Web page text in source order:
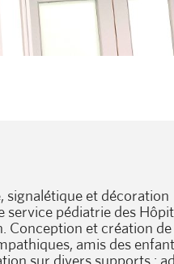
signalétique et décoration
service pédiatrie des
Conception et création de
amis des
sur divers supports :